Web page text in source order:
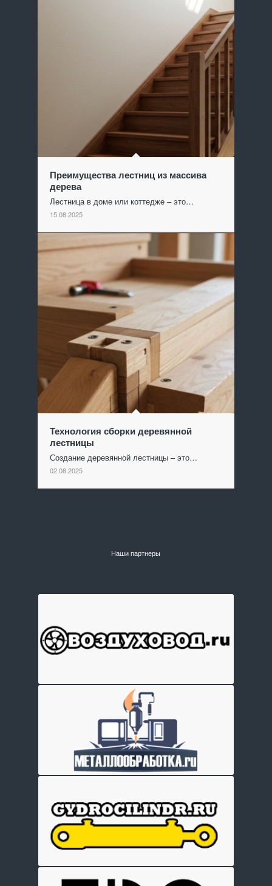
Преимущества лестниц из массива
дерева
Лестница в доме или коттедже – это…
15.08.2025
Технология сборки деревянной
лестницы
Создание деревянной лестницы – это…
02.08.2025
Наши партнеры